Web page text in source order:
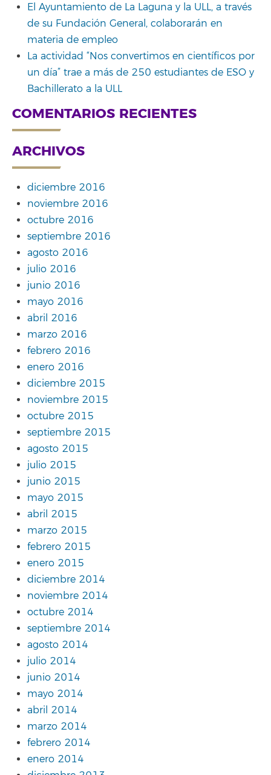
El Ayuntamiento de La Laguna y la ULL, a través
de su Fundación General, colaborarán en
materia de empleo
La actividad “Nos convertimos en científicos por
un día” trae a más de 250 estudiantes de ESO y
Bachillerato a la ULL
COMENTARIOS RECIENTES
ARCHIVOS
diciembre 2016
noviembre 2016
octubre 2016
septiembre 2016
agosto 2016
julio 2016
junio 2016
mayo 2016
abril 2016
marzo 2016
febrero 2016
enero 2016
diciembre 2015
noviembre 2015
octubre 2015
septiembre 2015
agosto 2015
julio 2015
junio 2015
mayo 2015
abril 2015
marzo 2015
febrero 2015
enero 2015
diciembre 2014
noviembre 2014
octubre 2014
septiembre 2014
agosto 2014
julio 2014
junio 2014
mayo 2014
abril 2014
marzo 2014
febrero 2014
enero 2014